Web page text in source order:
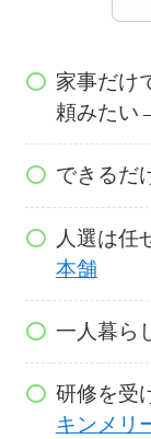
家事だけ
頼みたい
できるだ
人選は任
本舗
一人暮ら
研修を受
キンメリ